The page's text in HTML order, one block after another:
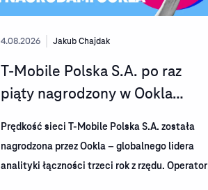
4.08.2026 Jakub Chajdak
T-Mobile Polska S.A. po raz
piąty nagrodzony w Ookla
Prędkość sieci T-Mobile Polska S.A. została
nagrodzona przez Ookla – globalnego lidera
analityki łączności trzeci rok z rzędu. Operator